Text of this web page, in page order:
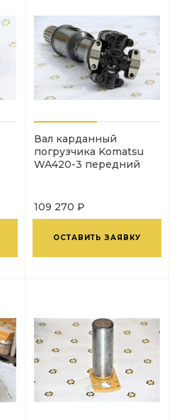
Вал карданный
погрузчика Komatsu
WA420-3 передний
109 270 ₽
ОСТАВИТЬ ЗАЯВКУ